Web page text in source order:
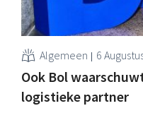
Algemeen 6
Ook Bol
logistieke partner